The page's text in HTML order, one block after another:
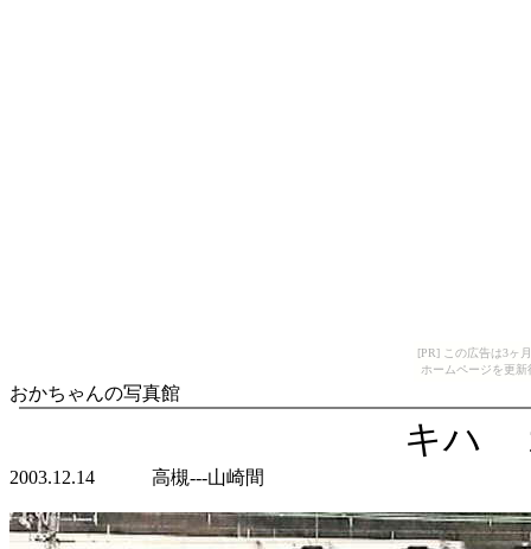
[PR] この広告は3ヶ
ホームページを更
おかちゃんの写真館
キハ
2003.12.14 高槻---山崎間